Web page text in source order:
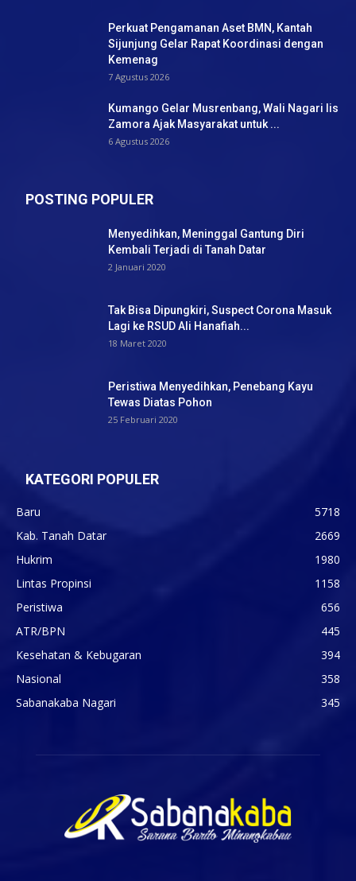
Perkuat Pengamanan Aset BMN, Kantah
Sijunjung Gelar Rapat Koordinasi dengan
Kemenag
7 Agustus 2026
Kumango Gelar Musrenbang, Wali Nagari Iis
Zamora Ajak Masyarakat untuk ...
6 Agustus 2026
POSTING POPULER
Menyedihkan, Meninggal Gantung Diri
Kembali Terjadi di Tanah Datar
2 Januari 2020
Tak Bisa Dipungkiri, Suspect Corona Masuk
Lagi ke RSUD Ali Hanafiah...
18 Maret 2020
Peristiwa Menyedihkan, Penebang Kayu
Tewas Diatas Pohon
25 Februari 2020
KATEGORI POPULER
Baru
5718
Kab. Tanah Datar
2669
Hukrim
1980
Lintas Propinsi
1158
Peristiwa
656
ATR/BPN
445
Kesehatan & Kebugaran
394
Nasional
358
Sabanakaba Nagari
345